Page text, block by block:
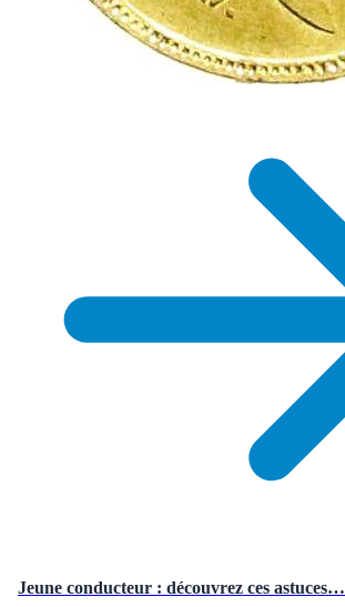
Jeune conducteur : découvrez ces astuces…